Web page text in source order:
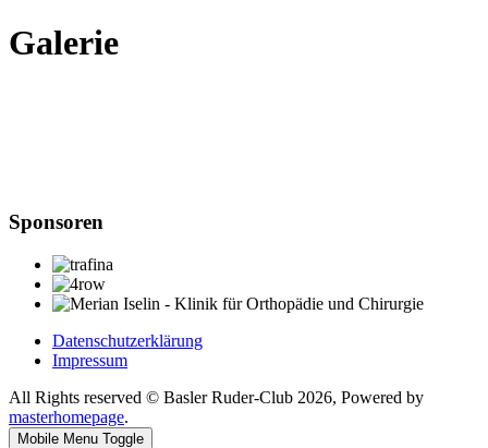
Galerie
Sponsoren
Datenschutzerklärung
Impressum
All Rights reserved © Basler Ruder-Club 2026, Powered by
masterhomepage.
Mobile Menu Toggle